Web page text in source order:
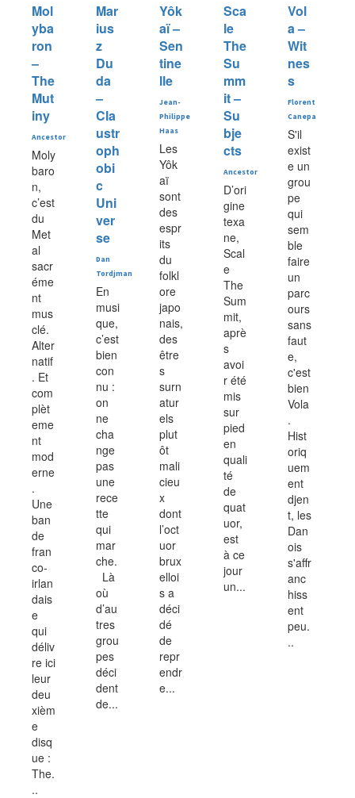
Mol
yba
ron
–
The
Mut
iny
Ancestor
Moly
baro
n,
c’est
du
Met
al
sacr
éme
nt
mus
clé.
Alter
natif
. Et
com
plèt
eme
nt
mod
erne
.
Une
ban
de
fran
co-
irlan
dais
e
qui
déliv
re ici
leur
deu
xièm
e
disq
ue :
The.
..
Mar
ius
z
Du
da
–
Cla
ustr
oph
obi
c
Uni
ver
se
Dan
Tordjman
En
musi
que,
c’est
bien
con
nu :
on
ne
cha
nge
pas
une
rece
tte
qui
mar
che.
Là
où
d’au
tres
grou
pes
déci
dent
de...
Yôk
aï –
Sen
tine
lle
Jean-
Philippe
Haas
Les
Yôk
aï
sont
des
espr
its
du
folkl
ore
japo
nais,
des
être
s
surn
atur
els
plut
ôt
mali
cieu
x
dont
l’oct
uor
brux
elloi
s a
déci
dé
de
repr
endr
e...
Sca
le
The
Su
mm
it –
Su
bje
cts
Ancestor
D’ori
gine
texa
ne,
Scal
e
The
Sum
mit,
aprè
s
avoi
r été
mis
sur
pied
en
quali
té
de
quat
uor,
est
à ce
jour
un...
Vol
a –
Wit
nes
s
Florent
Canepa
S'il
exist
e un
grou
pe
qui
sem
ble
faire
un
parc
ours
sans
faut
e,
c'est
bien
Vola
.
Hist
oriq
uem
ent
djen
t, les
Dan
ois
s'affr
anc
hiss
ent
peu.
..